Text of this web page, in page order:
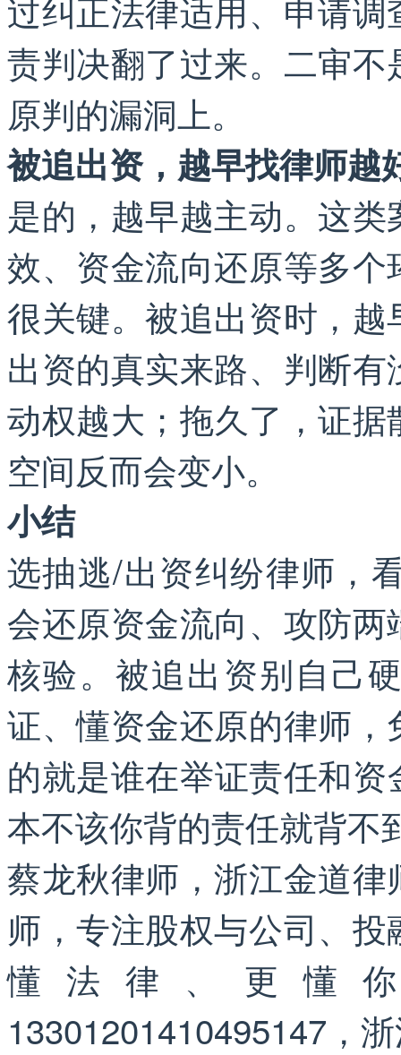
过纠正法律适用、申请
责判决翻了过来。二审
原判的漏洞上。
被追出资，越早找律师越
是的，越早越主动。这
效、资金流向还原等多
很关键。被追出资时，
出资的真实来路、判断
动权越大；拖久了，证
空间反而会变小。
小结
选抽逃/出资纠纷律师，
会还原资金流向、攻防
核验。被追出资别自己
证、懂资金还原的律师
的就是谁在举证责任和
本不该你背的责任就背不
蔡龙秋律师，浙江金道
师，专注股权与公司、
懂法律、更懂
13301201410495147，